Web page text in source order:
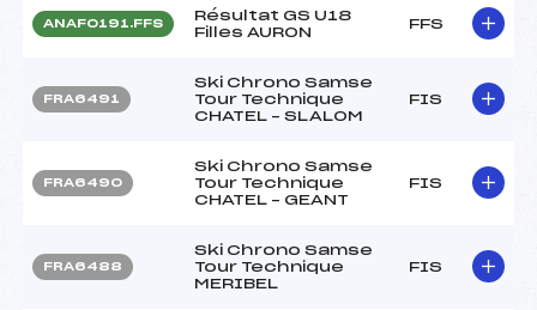
ANAF0191.FFS
Résultat GS U18
Filles AURON
FFS
FRA6491
Ski Chrono Samse
Tour Technique
CHATEL – SLALOM
FIS
FRA6490
Ski Chrono Samse
Tour Technique
CHATEL – GEANT
FIS
FRA6488
Ski Chrono Samse
Tour Technique
MERIBEL
FIS